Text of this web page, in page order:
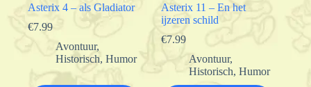
Asterix 4 – als Gladiator
€7.99
Avontuur,
Historisch, Humor
Asterix 11 – En het
ijzeren schild
€7.99
Avontuur,
Historisch,Humor